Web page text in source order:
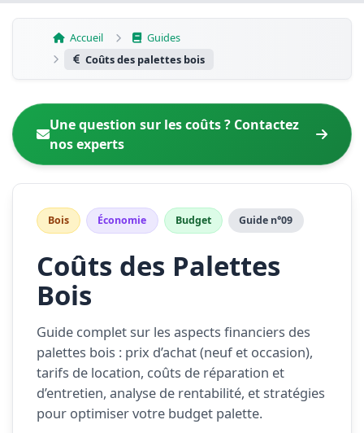
Aller
au
Accueil
Guides
Coûts des palettes bois
Une question sur les coûts ? Contactez
nos experts
Bois Économie Budget Guide n°09
Coûts des Palettes
Bois
Guide complet sur les aspects financiers des
palettes bois : prix d’achat (neuf et occasion),
tarifs de location, coûts de réparation et
d’entretien, analyse de rentabilité, et stratégies
pour optimiser votre budget palette.